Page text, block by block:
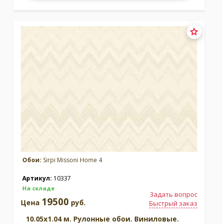
Обои: Sirpi Missoni Home 4
Артикул: 10337
На складе
Задать вопрос
Быстрый заказ
Цена 19500 руб.
10.05x1.04 м. Рулонные обои. Виниловые.